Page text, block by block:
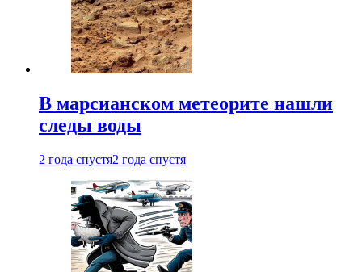
В марсианском метеорите нашли
следы воды
2 года спустя2 года спустя